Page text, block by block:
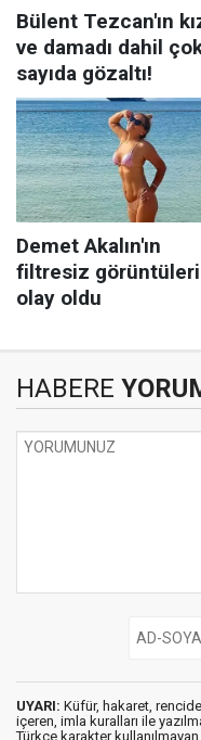
HABERE
UYARI: Küfür, hakaret,
içeren, imla kuralları ile
Türkçe karakter